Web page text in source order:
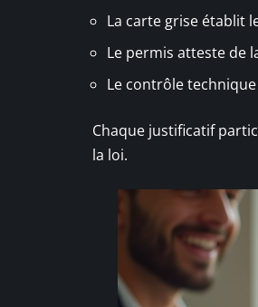
La carte grise établit
Le permis atteste de
Le contrôle
Chaque justificatif
la loi.